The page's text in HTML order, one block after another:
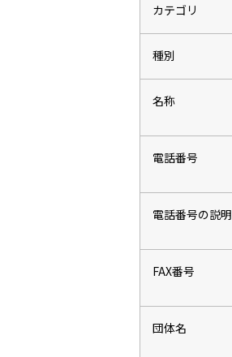
カテゴリ
種別
名称
電話番号
電話番号の説明
FAX番号
団体名